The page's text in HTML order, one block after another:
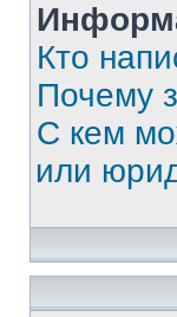
Кто
Почему
С кем
или